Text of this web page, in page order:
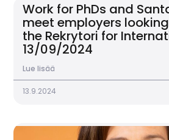
Work for PhDs and
meet employers
the Rekrytori for
13/09/2024
Lue lisää
13.9.2024